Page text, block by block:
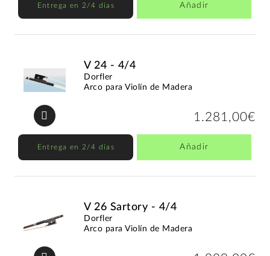
Entrega en 2/4 días Añadir
V 24 - 4/4
Dorfler
Arco para Violín de Madera
1.281,00€
Entrega en 2/4 días Añadir
V 26 Sartory - 4/4
Dorfler
Arco para Violín de Madera